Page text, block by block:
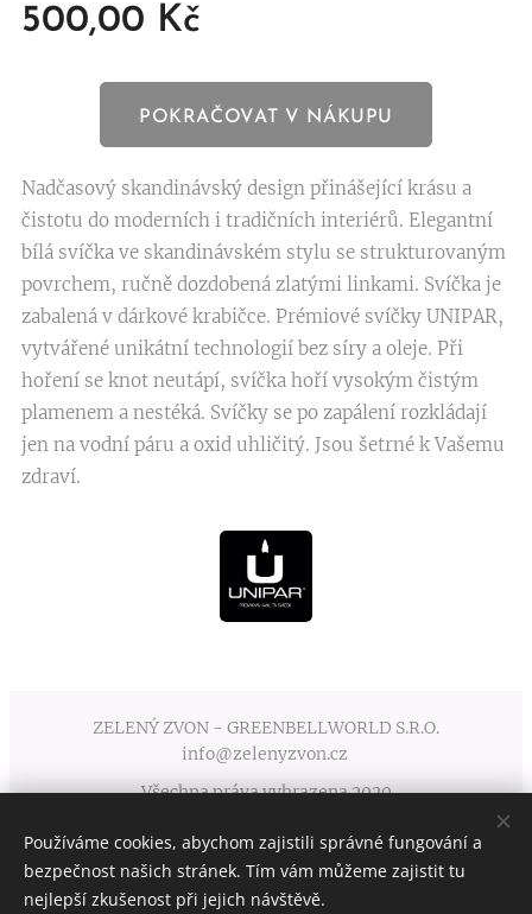
500,00 Kč
POKRAČOVAT V NÁKUPU
Nadčasový skandinávský design přinášející krásu a
čistotu do moderních i tradičních interiérů. Elegantní
bílá svíčka ve skandinávském stylu se strukturovaným
povrchem, ručně dozdobená zlatými linkami. Svíčka je
zabalená v dárkové krabičce. Prémiové svíčky UNIPAR,
vytvářené unikátní technologií bez síry a oleje. Při
hoření se knot neutápí, svíčka hoří vysokým čistým
plamenem a nestéká. Svíčky se po zapálení rozkládají
jen na vodní páru a oxid uhličitý. Jsou šetrné k Vašemu
zdraví.
ZELENÝ ZVON - GREENBELLWORLD S.R.O.
info@zelenyzvon.cz
Všechna práva vyhrazena 2020
Obchodní podmínky Cookies
Používáme cookies, abychom zajistili správné fungování a
bezpečnost našich stránek. Tím vám můžeme zajistit tu
nejlepší zkušenost při jejich návštěvě.